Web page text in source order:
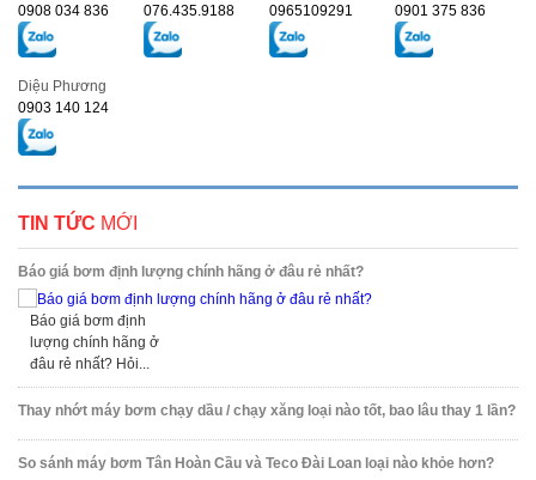
0908 034 836
076.435.9188
0965109291
0901 375 836
Diệu Phương
0903 140 124
TIN TỨC MỚI
Báo giá bơm định lượng chính hãng ở đâu rẻ nhất?
Báo giá bơm định
lượng chính hãng ở
đâu rẻ nhất? Hỏi...
Thay nhớt máy bơm chạy dầu / chạy xăng loại nào tốt, bao lâu thay 1 lần?
So sánh máy bơm Tân Hoàn Cầu và Teco Đài Loan loại nào khỏe hơn?